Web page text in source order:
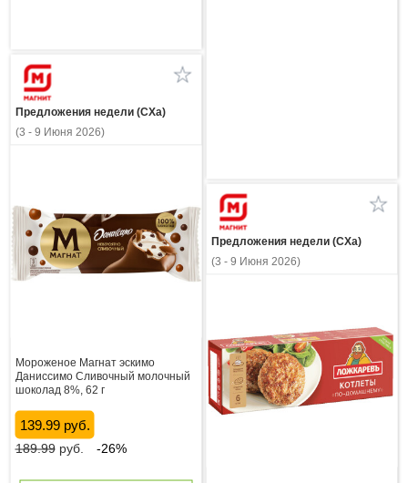
Предложения недели (СХа)
(3 - 9 Июня 2026)
Мороженое Магнат эскимо
Даниссимо Сливочный молочный
шоколад 8%, 62 г
139.99 руб.
189.99руб. -26%
Предложения недели (СХа)
(3 - 9 Июня 2026)